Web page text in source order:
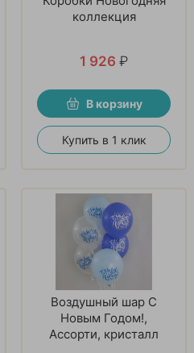
коллекция
1 926 ₽
В корзину
Купить в 1 клик
Воздушный шар С
Новым Годом!,
Ассорти, кристалл